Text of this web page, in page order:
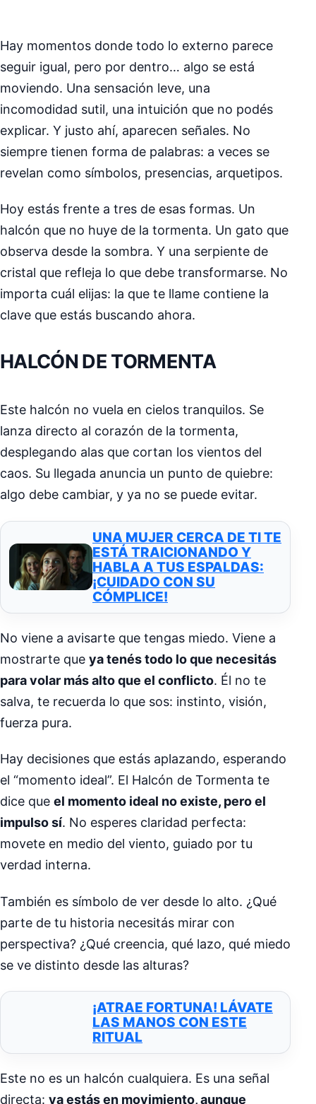
Hay momentos donde todo lo externo parece
seguir igual, pero por dentro… algo se está
moviendo. Una sensación leve, una
incomodidad sutil, una intuición que no podés
explicar. Y justo ahí, aparecen señales. No
siempre tienen forma de palabras: a veces se
revelan como símbolos, presencias, arquetipos.
Hoy estás frente a tres de esas formas. Un
halcón que no huye de la tormenta. Un gato que
observa desde la sombra. Y una serpiente de
cristal que refleja lo que debe transformarse. No
importa cuál elijas: la que te llame contiene la
clave que estás buscando ahora.
HALCÓN DE TORMENTA
Este halcón no vuela en cielos tranquilos. Se
lanza directo al corazón de la tormenta,
desplegando alas que cortan los vientos del
caos. Su llegada anuncia un punto de quiebre:
algo debe cambiar, y ya no se puede evitar.
UNA MUJER CERCA DE TI TE
ESTÁ TRAICIONANDO Y
HABLA A TUS ESPALDAS:
¡CUIDADO CON SU
CÓMPLICE!
No viene a avisarte que tengas miedo. Viene a
mostrarte que ya tenés todo lo que necesitás
para volar más alto que el conflicto. Él no te
salva, te recuerda lo que sos: instinto, visión,
fuerza pura.
Hay decisiones que estás aplazando, esperando
el “momento ideal”. El Halcón de Tormenta te
dice que el momento ideal no existe, pero el
impulso sí. No esperes claridad perfecta:
movete en medio del viento, guiado por tu
verdad interna.
También es símbolo de ver desde lo alto. ¿Qué
parte de tu historia necesitás mirar con
perspectiva? ¿Qué creencia, qué lazo, qué miedo
se ve distinto desde las alturas?
¡ATRAE FORTUNA! LÁVATE
LAS MANOS CON ESTE
RITUAL
Este no es un halcón cualquiera. Es una señal
directa: ya estás en movimiento, aunque